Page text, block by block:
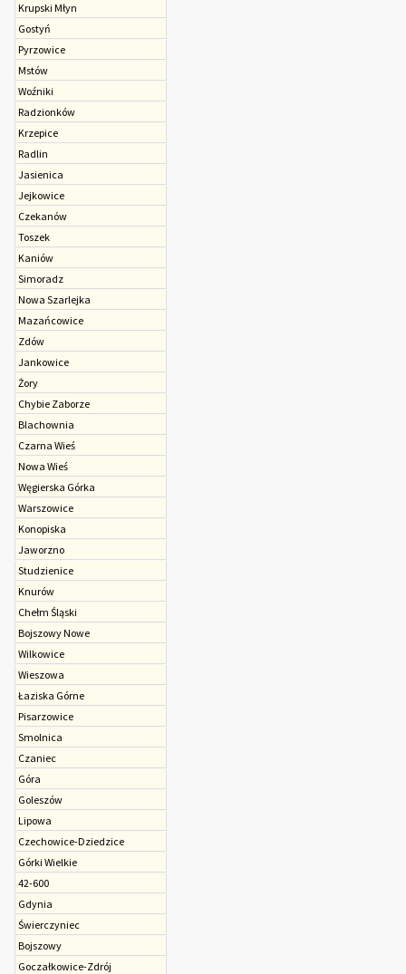
Krupski Młyn
Gostyń
Pyrzowice
Mstów
Woźniki
Radzionków
Krzepice
Radlin
Jasienica
Jejkowice
Czekanów
Toszek
Kaniów
Simoradz
Nowa Szarlejka
Mazańcowice
Zdów
Jankowice
Żory
Chybie Zaborze
Blachownia
Czarna Wieś
Nowa Wieś
Węgierska Górka
Warszowice
Konopiska
Jaworzno
Studzienice
Knurów
Chełm Śląski
Bojszowy Nowe
Wilkowice
Wieszowa
Łaziska Górne
Pisarzowice
Smolnica
Czaniec
Góra
Goleszów
Lipowa
Czechowice-Dziedzice
Górki Wielkie
42-600
Gdynia
Świerczyniec
Bojszowy
Goczałkowice-Zdrój